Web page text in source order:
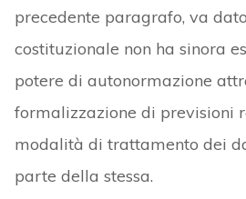
precedente paragrafo, va
costituzionale non ha sinora
potere di autonormazione
formalizzazione di previsioni
modalità di trattamento dei
parte della stessa.